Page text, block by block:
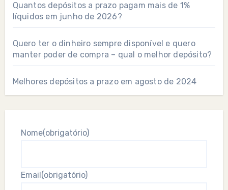
Quantos depósitos a prazo pagam mais de 1%
líquidos em junho de 2026?
Quero ter o dinheiro sempre disponível e quero
manter poder de compra – qual o melhor depósito?
Melhores depósitos a prazo em agosto de 2024
Nome(obrigatório)
Email (obrigatório)